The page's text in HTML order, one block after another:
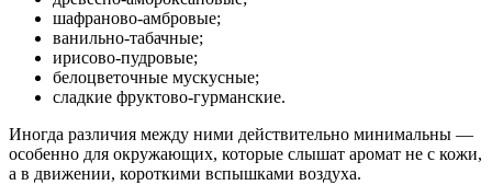
шафраново-амбровые;
ванильно-табачные;
ирисово-пудровые;
белоцветочные мускусные;
сладкие фруктово-гурманские.
Иногда различия между ними действительно минимальны —
особенно для окружающих, которые слышат аромат не с кожи,
а в движении, короткими вспышками воздуха.